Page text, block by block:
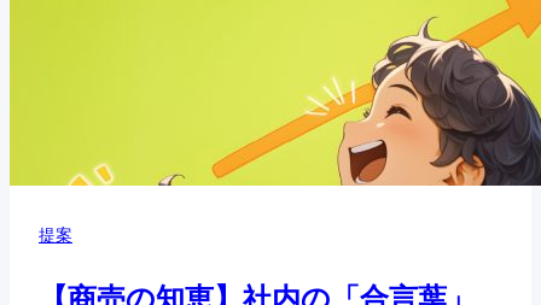
提案
【商売の知恵】社内の「合言葉」